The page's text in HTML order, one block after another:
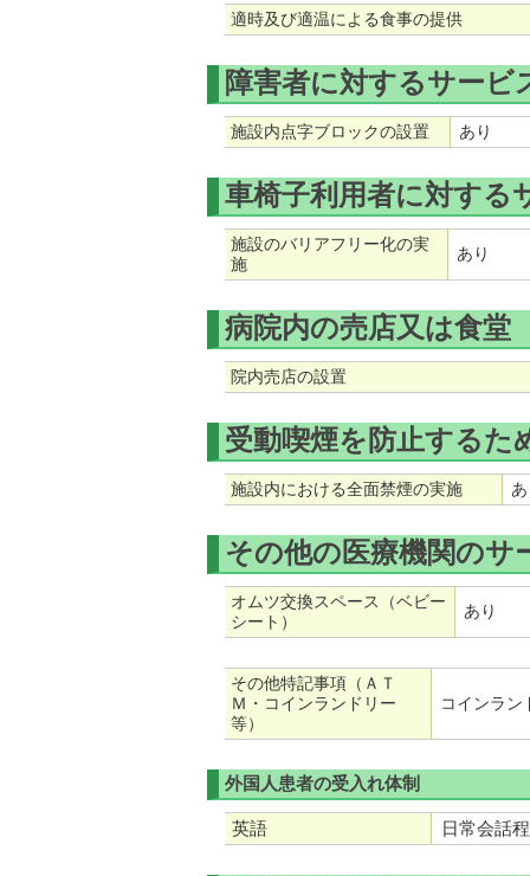
適時及び適温による食事の提供
障害者に対するサービ
施設内点字ブロックの設置 あり
車椅子利用者に対する
施設のバリアフリー化の実
施
あり
病院内の売店又は食堂
院内売店の設置
受動喫煙を防止するた
施設内における全面禁煙の実施
その他の医療機関のサ
オムツ交換スペース（ベビー
シート）
あり
その他特記事項（ＡＴ
Ｍ・コインランドリー
等）
コインラン
外国人患者の受入れ体制
英語 日常会話